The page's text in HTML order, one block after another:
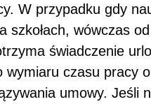
W przypadku gdy
szkołach, wówczas
świadczenie
wymiaru czasu pracy
umowy. Jeśli